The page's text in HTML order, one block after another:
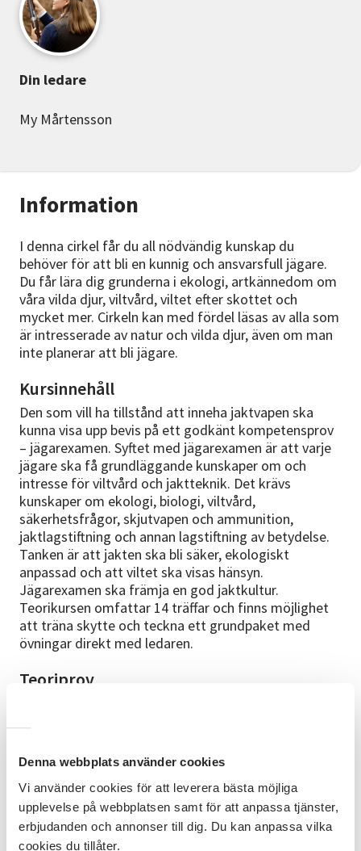
Denna webbplats använder cookies
Vi använder cookies för att leverera bästa möjliga
upplevelse på webbplatsen samt för att anpassa tjänster,
erbjudanden och annonser till dig. Du kan anpassa vilka
cookies du tillåter.
Information
I denna cirkel får du all nödvändig kunskap du
behöver för att bli en kunnig och ansvarsfull jägare.
Du får lära dig grunderna i ekologi, artkännedom om
våra vilda djur, viltvård, viltet efter skottet och
mycket mer. Cirkeln kan med fördel läsas av alla som
är intresserade av natur och vilda djur, även om man
inte planerar att bli jägare.
Kursinnehåll
Den som vill ha tillstånd att inneha jaktvapen ska
kunna visa upp bevis på ett godkänt kompetensprov
– jägarexamen. Syftet med jägarexamen är att varje
jägare ska få grundläggande kunskaper om och
intresse för viltvård och jaktteknik. Det krävs
kunskaper om ekologi, biologi, viltvård,
säkerhetsfrågor, skjutvapen och ammunition,
jaktlagstiftning och annan lagstiftning av betydelse.
Tanken är att jakten ska bli säker, ekologiskt
anpassad och att viltet ska visas hänsyn.
Jägarexamen ska främja en god jaktkultur.
Teorikursen omfattar 14 träffar och finns möjlighet
att träna skytte och teckna ett grundpaket med
övningar direkt med ledaren.
Teoriprov
godkänd krävs minst 60 rätt. Provkostnad 500 kr.
Provet genomförs digitalt på surfplatta eller mobil.
Ladda ner appen "Teoriprov för jägarexamen" i App
Store eller Google Play före provtillfället och
kontrollera att det fungerar. WiFi finns i provlokalen.
När provet är godkänt registreras det på
Din ledare
My Mårtensson